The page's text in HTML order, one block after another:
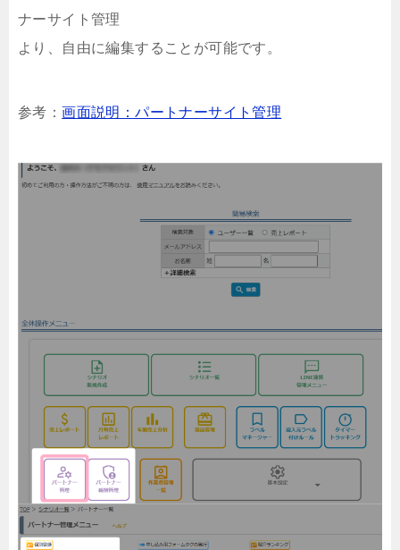
ナーサイト管理
より、自由に編集することが可能です。
参考：画面説明：パートナーサイト管理